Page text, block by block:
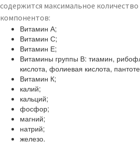
содержится максимальное
компонентов:
Витамин А;
Витамин С;
Витамин Е;
Витамины группы В: тиамин,
кислота, фолиевая кислота,
Витамин К;
калий;
кальций;
фосфор;
магний;
натрий;
железо.